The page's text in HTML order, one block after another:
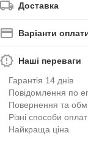
Доставка
Варіанти
Наші переваги
Гарантія 14 днів
Повідомлення по
Повернення та
Різні способи
Найкраща ціна